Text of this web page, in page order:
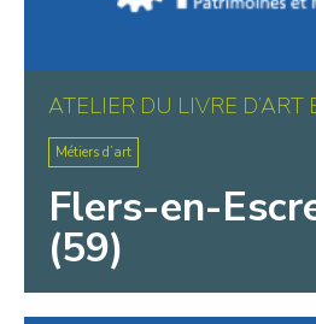
ATELIER DU LIVRE D’ART
Métiers d’art
Flers-en-
(59)